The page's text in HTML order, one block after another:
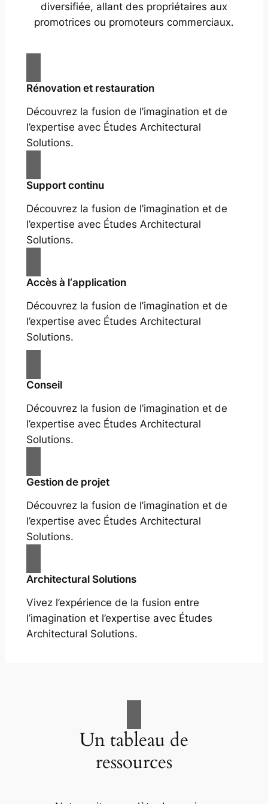
diversifiée, allant des propriétaires aux
promotrices ou promoteurs commerciaux.
Rénovation et restauration
Découvrez la fusion de l’imagination et de
l’expertise avec Études Architectural
Solutions.
Support continu
Découvrez la fusion de l’imagination et de
l’expertise avec Études Architectural
Solutions.
Accès à l‘application
Découvrez la fusion de l’imagination et de
l’expertise avec Études Architectural
Solutions.
Conseil
Découvrez la fusion de l’imagination et de
l’expertise avec Études Architectural
Solutions.
Gestion de projet
Découvrez la fusion de l’imagination et de
l’expertise avec Études Architectural
Solutions.
Architectural Solutions
Vivez l’expérience de la fusion entre
l’imagination et l’expertise avec Études
Architectural Solutions.
Un tableau de
ressources